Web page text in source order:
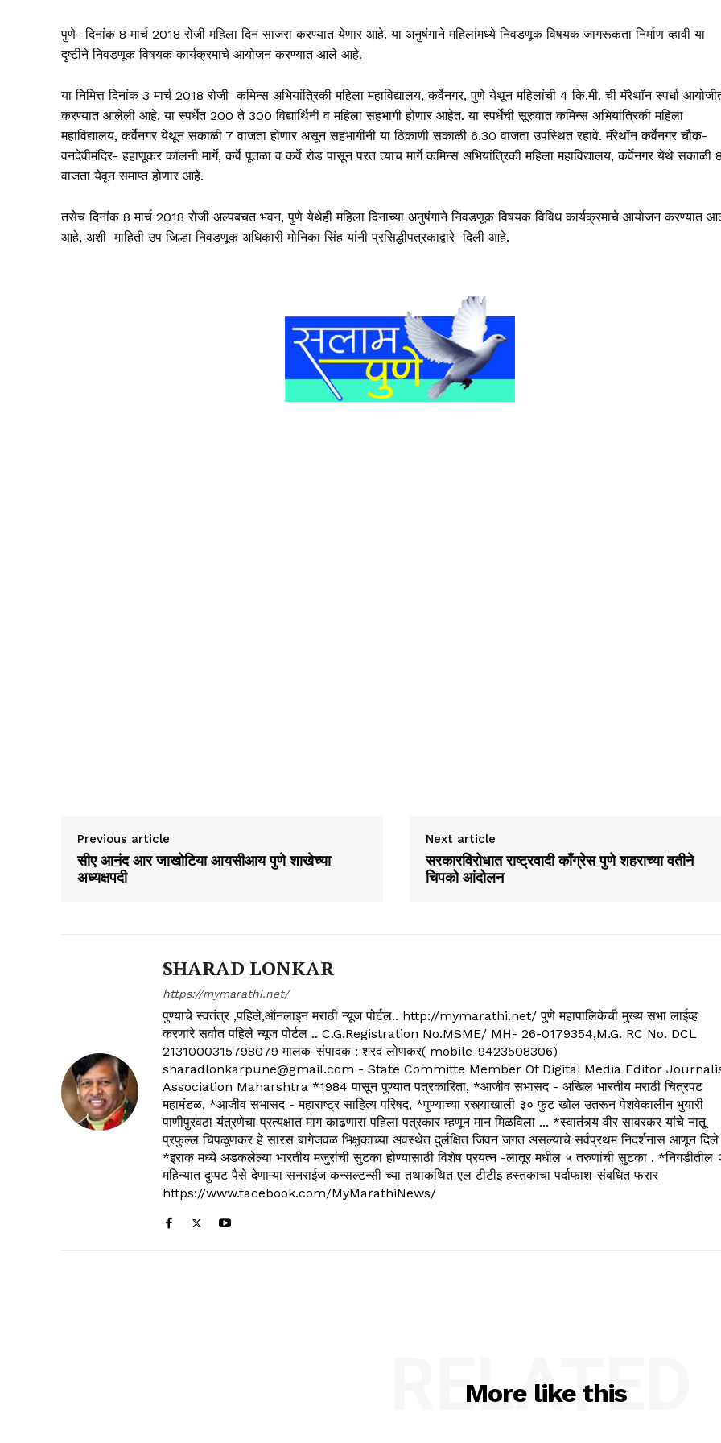
पुणे- दिनांक 8 मार्च 2018 रोजी महिला दिन साजरा करण्यात येणार आहे. या अनुषंगाने महिलांमध्ये निवडणूक विषयक जागरूकता निर्माण व्हावी या
दृष्टीने निवडणूक विषयक कार्यक्रमाचे आयोजन करण्यात आले आहे.
या निमित्त दिनांक 3 मार्च 2018 रोजी कमिन्स अभियांत्रिकी महिला महाविद्यालय, कर्वेनगर, पुणे येथून महिलांची 4 कि.मी. ची मॅरेथॉन स्पर्धा
करण्यात आलेली आहे. या स्पर्धेत 200 ते 300 विद्यार्थिनी व महिला सहभागी होणार आहेत. या स्पर्धेची सूरुवात कमिन्स अभियांत्रिकी महिला
महाविद्यालय, कर्वेनगर येथून सकाळी 7 वाजता होणार असून सहभागींनी या ठिकाणी सकाळी 6.30 वाजता उपस्थित रहावे. मॅरेथॉन कर्वेनगर चौक-
वनदेवीमंदिर- हहाणूकर कॉलनी मार्गे, कर्वे पूतळा व कर्वे रोड पासून परत त्याच मार्गे कमिन्स अभियांत्रिकी महिला महाविद्यालय, कर्वेनगर येथे सकाळी
वाजता येवून समाप्त होणार आहे.
तसेच दिनांक 8 मार्च 2018 रोजी अल्पबचत भवन, पुणे येथेही महिला दिनाच्या अनुषंगाने निवडणूक विषयक विविध कार्यक्रमाचे आयोजन करण्यात
आहे, अशी माहिती उप जिल्हा निवडणूक अधिकारी मोनिका सिंह यांनी प्रसिद्धीपत्रकाद्वारे दिली आहे.
Previous article
सीए आनंद आर जाखोटिया आयसीआय पुणे शाखेच्या
अध्यक्षपदी
Next article
सरकारविरोधात राष्ट्रवादी काँग्रेस पुणे शहराच्या वतीने
चिपको आंदोलन
SHARAD LONKAR
https://mymarathi.net/
पुण्याचे स्वतंत्र ,पहिले,ऑनलाइन मराठी न्यूज पोर्टल.. http://mymarathi.net/ पुणे महापालिकेची मुख्य सभा लाईव्ह
करणारे सर्वात पहिले न्यूज पोर्टल .. C.G.Registration No.MSME/ MH- 26-0179354,M.G. RC No. DCL
2131000315798079 मालक-संपादक : शरद लोणकर( mobile-9423508306)
sharadlonkarpune@gmail.com - State Committe Member Of Digital Media Editor
Association Maharshtra *1984 पासून पुण्यात पत्रकारिता, *आजीव सभासद - अखिल भारतीय मराठी चित्रपट
महामंडळ, *आजीव सभासद - महाराष्ट्र साहित्य परिषद, *पुण्याच्या रस्त्याखाली ३० फुट खोल उतरून पेशवेकालीन भुयारी
पाणीपुरवठा यंत्रणेचा प्रत्यक्षात माग काढणारा पहिला पत्रकार म्हणून मान मिळविला ... *स्वातंत्र्य वीर सावरकर यांचे नातू
प्रफुल्ल चिपळूणकर हे सारस बागेजवळ भिक्षुकाच्या अवस्थेत दुर्लक्षित जिवन जगत असल्याचे सर्वप्रथम निदर्शनास आणून दिले
*इराक मध्ये अडकलेल्या भारतीय मजुरांची सुटका होण्यासाठी विशेष प्रयत्न -लातूर मधील ५ तरुणांची सुटका . *निगडीतील
महिन्यात दुप्पट पैसे देणाऱ्या सनराईज कन्सल्टन्सी च्या तथाकथित एल टीटीइ हस्तकाचा पर्दाफाश-संबधित फरार
https://www.facebook.com/MyMarathiNews/
More like this
RELATED